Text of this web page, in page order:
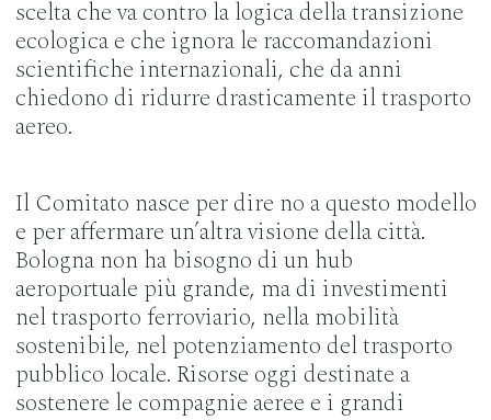
scelta che va contro la logica della transizione
ecologica e che ignora le raccomandazioni
scientifiche internazionali, che da anni
chiedono di ridurre drasticamente il trasporto
aereo.
Il Comitato nasce per dire no a questo modello
e per affermare un’altra visione della città.
Bologna non ha bisogno di un hub
aeroportuale più grande, ma di investimenti
nel trasporto ferroviario, nella mobilità
sostenibile, nel potenziamento del trasporto
pubblico locale. Risorse oggi destinate a
sostenere le compagnie aeree e i grandi